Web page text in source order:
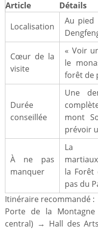
Article
Détails
Localisation
Au pied
Cœur de la
visite
« Voir
le
forêt de
Durée
conseillée
Une
mont
prévoir
À ne pas
manquer
La
la Forêt
pas du
Itinéraire recommandé :
Porte de la
central) → Hall des